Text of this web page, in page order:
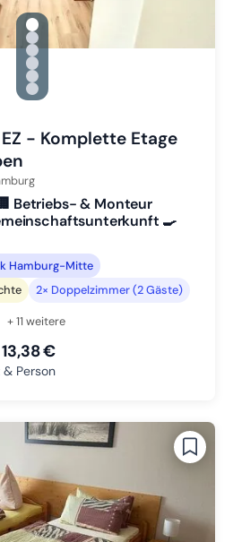
gallery.slide_selector
Zu Slide 1 wechseln
Zu Slide 2 wechseln
Zu Slide 3 wechseln
Zu Slide 4 wechseln
Zu Slide 5 wechseln
Zu Slide 6 wechseln
- Komplette Etage
Betriebs- & Monteur
🍳
Hamburg-Mitte
2× Doppelzimmer (2 Gäste)
+ 11 weitere
13,38 €
Person